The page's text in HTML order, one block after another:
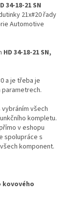
34-18-21 SN
21x#20 řady
Automotive
HD 34-18-21 SN,
a je třeba je
všech
kompletu.
v eshopu
spolupráce s
komponent.
kovového